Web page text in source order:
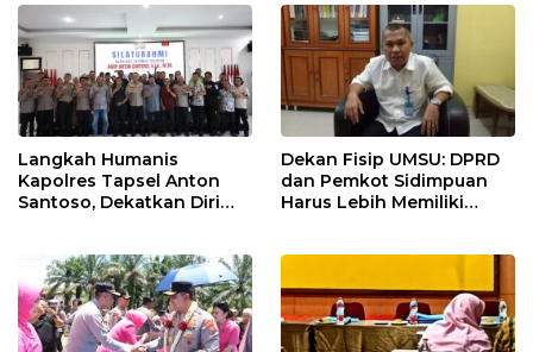
Langkah Humanis
Kapolres Tapsel Anton
Santoso, Dekatkan Diri
Dekan Fisip UMSU: DPRD
dan Pemkot Sidimpuan
Harus Lebih Memiliki